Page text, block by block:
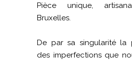
Pièce unique,
Bruxelles.
De par sa singularité la
des imperfections que